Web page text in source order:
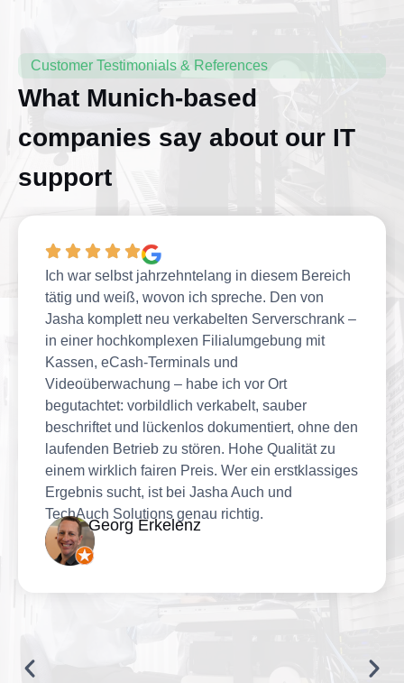
Customer Testimonials & References
What Munich-based
companies say about our IT
support
Ich war selbst jahrzehntelang in diesem Bereich
tätig und weiß, wovon ich spreche. Den von
Jasha komplett neu verkabelten Serverschrank –
in einer hochkomplexen Filialumgebung mit
Kassen, eCash-Terminals und
Videoüberwachung – habe ich vor Ort
begutachtet: vorbildlich verkabelt, sauber
beschriftet und lückenlos dokumentiert, ohne den
laufenden Betrieb zu stören. Hohe Qualität zu
einem wirklich fairen Preis. Wer ein erstklassiges
Ergebnis sucht, ist bei Jasha Auch und
TechAuch Solutions genau richtig.
Georg Erkelenz